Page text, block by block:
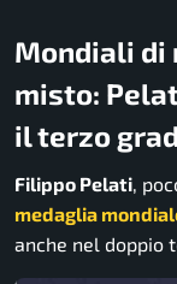
Mondiali di
misto:
il terzo
Filippo Pelati ,
medaglia
anche nel doppio